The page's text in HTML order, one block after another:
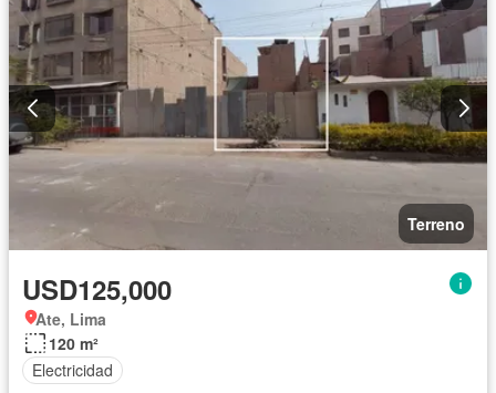
Terreno
USD125,000
Ate, Lima
120 m²
Electricidad